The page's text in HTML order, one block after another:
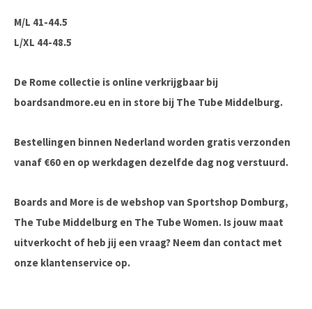
M/L 41-44.5
L/XL 44-48.5
De Rome collectie is online verkrijgbaar bij
boardsandmore.eu en in store bij The Tube Middelburg.
Bestellingen binnen Nederland worden gratis verzonden
vanaf €60 en op werkdagen dezelfde dag nog verstuurd.
Boards and More is de webshop van Sportshop Domburg,
The Tube Middelburg en The Tube Women. Is jouw maat
uitverkocht of heb jij een vraag? Neem dan contact met
onze klantenservice op.